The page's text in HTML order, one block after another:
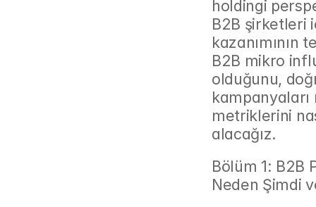
holdingi
B2B şirketleri
kazanımının
B2B mikro
olduğunu,
kampanyaları
metriklerini
alacağız.
Bölüm 1: B2B
Neden Şimdi